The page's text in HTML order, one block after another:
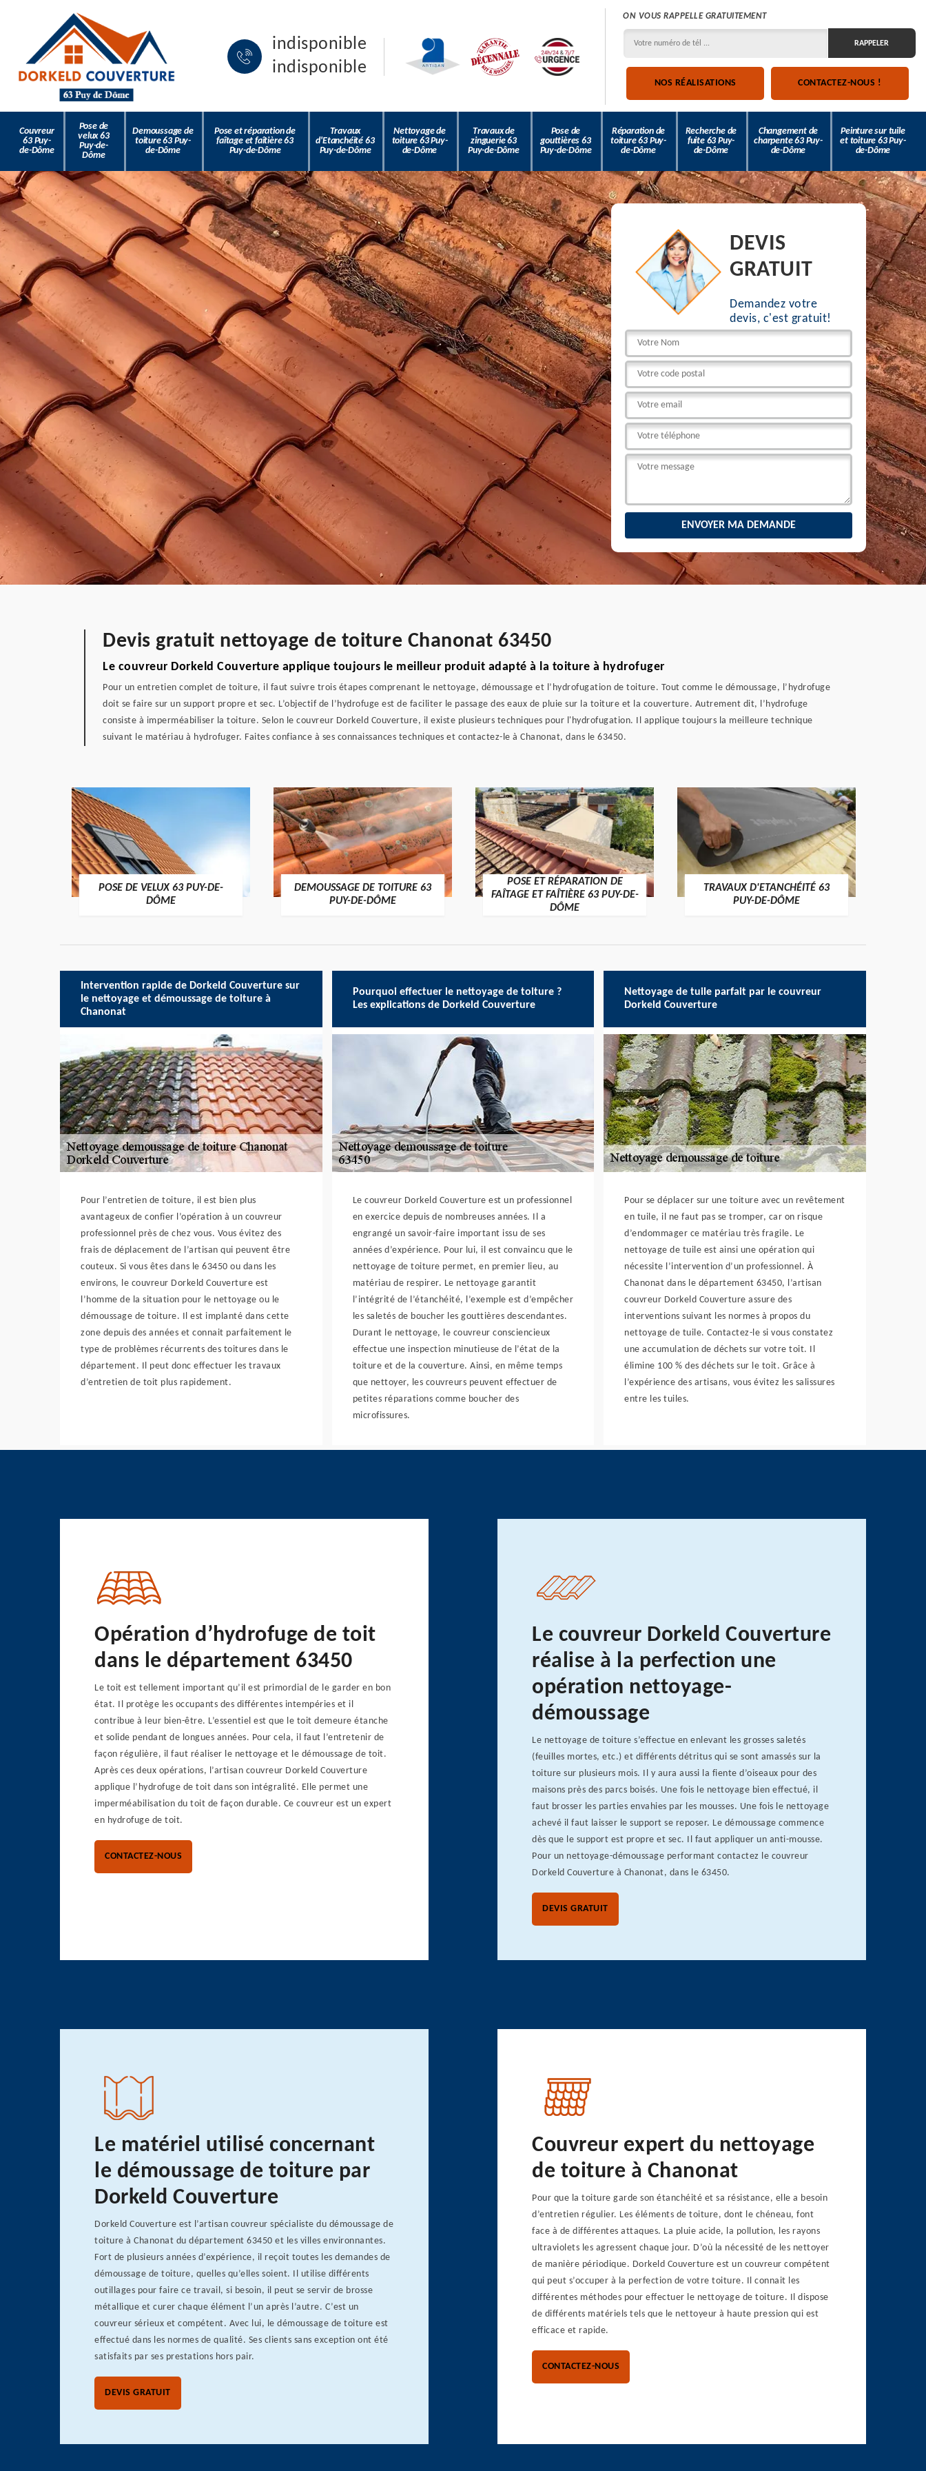
indisponible
indisponible
ON VOUS RAPPELLE GRATUITEMENT
NOS RÉALISATIONS CONTACTEZ-NOUS !
Couvreur
63 Puy-
de-Dôme
Pose de
velux 63
Puy-de-
Dôme
Demoussage de
toiture 63 Puy-
de-Dôme
Pose et réparation de
faîtage et faîtière 63
Puy-de-Dôme
Travaux
d'Etanchéité 63
Puy-de-Dôme
Nettoyage de
toiture 63 Puy-
de-Dôme
Travaux de
zinguerie 63
Puy-de-Dôme
Pose de
gouttières 63
Puy-de-Dôme
Réparation de
toiture 63 Puy-
de-Dôme
Recherche de
fuite 63 Puy-
de-Dôme
Changement de
charpente 63 Puy-
de-Dôme
Peinture sur tuile
et toiture 63 Puy-
de-Dôme
DEVIS
GRATUIT
Demandez votre
devis, c'est gratuit!
Devis gratuit nettoyage de toiture Chanonat 63450
Le couvreur Dorkeld Couverture applique toujours le meilleur produit adapté à la toiture à hydrofuger
Pour un entretien complet de toiture, il faut suivre trois étapes comprenant le nettoyage, démoussage et l’hydrofugation de toiture. Tout comme le démoussage, l’hydrofuge
doit se faire sur un support propre et sec. L’objectif de l’hydrofuge est de faciliter le passage des eaux de pluie sur la toiture et la couverture. Autrement dit, l’hydrofuge
consiste à imperméabiliser la toiture. Selon le couvreur Dorkeld Couverture, il existe plusieurs techniques pour l'hydrofugation. Il applique toujours la meilleure technique
suivant le matériau à hydrofuger. Faites confiance à ses connaissances techniques et contactez-le à Chanonat, dans le 63450.
POSE DE VELUX 63 PUY-DE-
DÔME
DEMOUSSAGE DE TOITURE 63
PUY-DE-DÔME
POSE ET RÉPARATION DE
FAÎTAGE ET FAÎTIÈRE 63 PUY-DE-
DÔME
TRAVAUX D'ETANCHÉITÉ 63
PUY-DE-DÔME
Intervention rapide de Dorkeld Couverture sur
le nettoyage et démoussage de toiture à
Chanonat
Pour l’entretien de toiture, il est bien plus
avantageux de confier l’opération à un couvreur
professionnel près de chez vous. Vous évitez des
frais de déplacement de l’artisan qui peuvent être
couteux. Si vous êtes dans le 63450 ou dans les
environs, le couvreur Dorkeld Couverture est
l’homme de la situation pour le nettoyage ou le
démoussage de toiture. Il est implanté dans cette
zone depuis des années et connait parfaitement le
type de problèmes récurrents des toitures dans le
département. Il peut donc effectuer les travaux
d’entretien de toit plus rapidement.
Pourquoi effectuer le nettoyage de toiture ?
Les explications de Dorkeld Couverture
Le couvreur Dorkeld Couverture est un professionnel
en exercice depuis de nombreuses années. Il a
engrangé un savoir-faire important issu de ses
années d’expérience. Pour lui, il est convaincu que le
nettoyage de toiture permet, en premier lieu, au
matériau de respirer. Le nettoyage garantit
l’intégrité de l’étanchéité, l’exemple est d’empêcher
les saletés de boucher les gouttières descendantes.
Durant le nettoyage, le couvreur consciencieux
effectue une inspection minutieuse de l’état de la
toiture et de la couverture. Ainsi, en même temps
que nettoyer, les couvreurs peuvent effectuer de
petites réparations comme boucher des
microfissures.
Nettoyage de tuile parfait par le couvreur
Dorkeld Couverture
Pour se déplacer sur une toiture avec un revêtement
en tuile, il ne faut pas se tromper, car on risque
d’endommager ce matériau très fragile. Le
nettoyage de tuile est ainsi une opération qui
nécessite l’intervention d’un professionnel. À
Chanonat dans le département 63450, l’artisan
couvreur Dorkeld Couverture assure des
interventions suivant les normes à propos du
nettoyage de tuile. Contactez-le si vous constatez
une accumulation de déchets sur votre toit. Il
élimine 100 % des déchets sur le toit. Grâce à
l’expérience des artisans, vous évitez les salissures
entre les tuiles.
Opération d’hydrofuge de toit
dans le département 63450
Le toit est tellement important qu’il est primordial de le garder en bon
état. Il protège les occupants des différentes intempéries et il
contribue à leur bien-être. L’essentiel est que le toit demeure étanche
et solide pendant de longues années. Pour cela, il faut l’entretenir de
façon régulière, il faut réaliser le nettoyage et le démoussage de toit.
Après ces deux opérations, l’artisan couvreur Dorkeld Couverture
applique l’hydrofuge de toit dans son intégralité. Elle permet une
imperméabilisation du toit de façon durable. Ce couvreur est un expert
en hydrofuge de toit.
CONTACTEZ-NOUS
Le couvreur Dorkeld Couverture
réalise à la perfection une
opération nettoyage-
démoussage
Le nettoyage de toiture s’effectue en enlevant les grosses saletés
(feuilles mortes, etc.) et différents détritus qui se sont amassés sur la
toiture sur plusieurs mois. Il y aura aussi la fiente d’oiseaux pour des
maisons près des parcs boisés. Une fois le nettoyage bien effectué, il
faut brosser les parties envahies par les mousses. Une fois le nettoyage
achevé il faut laisser le support se reposer. Le démoussage commence
dès que le support est propre et sec. Il faut appliquer un anti-mousse.
Pour un nettoyage-démoussage performant contactez le couvreur
Dorkeld Couverture à Chanonat, dans le 63450.
DEVIS GRATUIT
Le matériel utilisé concernant
le démoussage de toiture par
Dorkeld Couverture
Dorkeld Couverture est l’artisan couvreur spécialiste du démoussage de
toiture à Chanonat du département 63450 et les villes environnantes.
Fort de plusieurs années d’expérience, il reçoit toutes les demandes de
démoussage de toiture, quelles qu’elles soient. Il utilise différents
outillages pour faire ce travail, si besoin, il peut se servir de brosse
métallique et curer chaque élément l’un après l’autre. C’est un
couvreur sérieux et compétent. Avec lui, le démoussage de toiture est
effectué dans les normes de qualité. Ses clients sans exception ont été
satisfaits par ses prestations hors pair.
DEVIS GRATUIT
Couvreur expert du nettoyage
de toiture à Chanonat
Pour que la toiture garde son étanchéité et sa résistance, elle a besoin
d’entretien régulier. Les éléments de toiture, dont le chéneau, font
face à de différentes attaques. La pluie acide, la pollution, les rayons
ultraviolets les agressent chaque jour. D’où la nécessité de les nettoyer
de manière périodique. Dorkeld Couverture est un couvreur compétent
qui peut s’occuper à la perfection de votre toiture. Il connait les
différentes méthodes pour effectuer le nettoyage de toiture. Il dispose
de différents matériels tels que le nettoyeur à haute pression qui est
efficace et rapide.
CONTACTEZ-NOUS